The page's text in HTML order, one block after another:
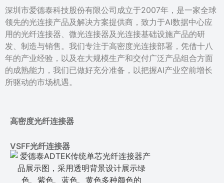
深圳市爱德泰科技股份有限公司成立于2007年，是一家全球
领先的光连接产品及解决方案提供商，致力于AI数据中心应
用的光纤连接器、微光连接器及光连接基础设施产品的研
发、制造与销售。我们专注于高密度光连接部署，凭借十八
年的产业经验，以及在大规模生产和交付广泛产品组合方面
的成熟能力，我们已做好充分准备，以把握AI产业空前增长
所驱动的市场机遇。
高密度光纤连接器
VSFF光纤连接器